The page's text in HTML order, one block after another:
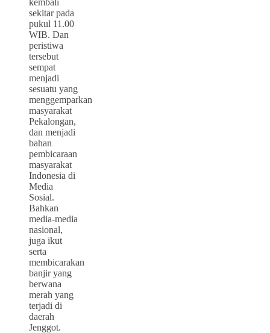
sekitar pada
pukul 11.00
WIB. Dan
peristiwa
tersebut
sempat
menjadi
sesuatu yang
menggemparkan
masyarakat
Pekalongan,
dan menjadi
bahan
pembicaraan
masyarakat
Indonesia di
Media
Sosial.
Bahkan
media-media
nasional,
juga ikut
serta
membicarakan
banjir yang
berwana
merah yang
terjadi di
daerah
Jenggot.